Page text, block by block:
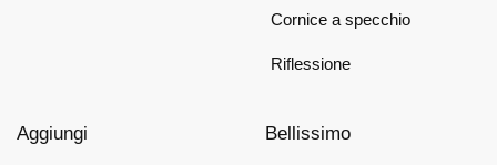
Cornice a specchio
Riflessione
Aggiungi Bellissimo